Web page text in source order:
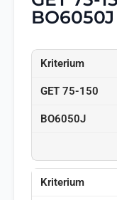
BO6050J